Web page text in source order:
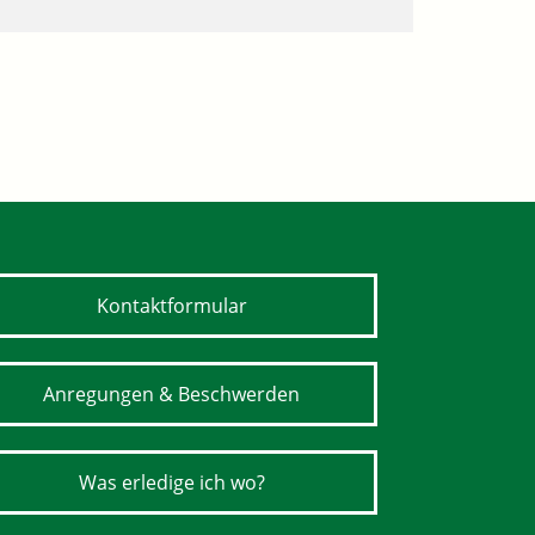
Kontaktformular
Anregungen & Beschwerden
Was erledige ich wo?